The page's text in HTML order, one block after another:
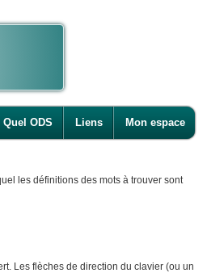
Quel ODS Liens Mon espace
les définitions des mots à trouver sont
Les flèches de direction du clavier (ou un